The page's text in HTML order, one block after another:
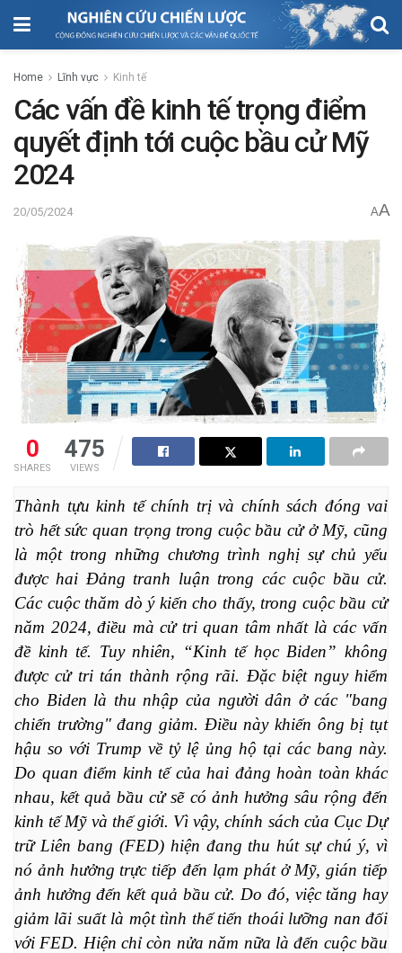
Home Lĩnh vực Kinh tế
Các vấn đề kinh tế trọng điểm
quyết định tới cuộc bầu cử Mỹ
2024
20/05/2024 AA
0
SHARES
475
VIEWS
Thành tựu kinh tế chính trị và chính sách đóng vai
trò hết sức quan trọng trong cuộc bầu cử ở Mỹ, cũng
là một trong những chương trình nghị sự chủ yếu
được hai Đảng tranh luận trong các cuộc bầu cử.
Các cuộc thăm dò ý kiến cho thấy, trong cuộc bầu cử
năm 2024, điều mà cử tri quan tâm nhất là các vấn
đề kinh tế. Tuy nhiên, “Kinh tế học Biden” không
được cử tri tán thành rộng rãi. Đặc biệt nguy hiểm
cho Biden là thu nhập của người dân ở các "bang
chiến trường" đang giảm. Điều này khiến ông bị tụt
hậu so với Trump về tỷ lệ ủng hộ tại các bang này.
Do quan điểm kinh tế của hai đảng hoàn toàn khác
nhau, kết quả bầu cử sẽ có ảnh hưởng sâu rộng đến
kinh tế Mỹ và thế giới. Vì vậy, chính sách của Cục Dự
trữ Liên bang (FED) hiện đang thu hút sự chú ý, vì
nó ảnh hưởng trực tiếp đến lạm phát ở Mỹ, gián tiếp
ảnh hưởng đến kết quả bầu cử. Do đó, việc tăng hay
giảm lãi suất là một tình thế tiến thoái lưỡng nan đối
với FED. Hiện chỉ còn nửa năm nữa là đến cuộc bầu